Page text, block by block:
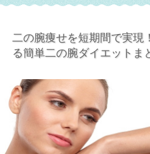
二の腕痩せを短期間で実現
る簡単二の腕ダイエットま